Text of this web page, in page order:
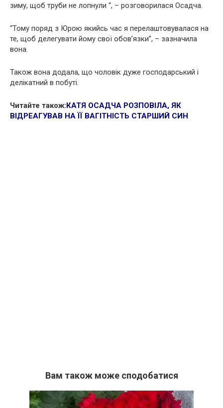
зиму, щоб труби не лопнули “, – розговорилася Осадча.
“Тому поряд з Юрою якийсь час я перелаштовувалася на
те, щоб делегувати йому свої обов’язки”, – зазначила
вона.
Також вона додала, що чоловік дуже господарський і
делікатний в побуті.
Читайте також:КАТЯ ОСАДЧА РОЗПОВІЛА, ЯК
ВІДРЕАГУВАВ НА ЇЇ ВАГІТНІСТЬ СТАРШИЙ СИН
Вам також може сподобатися